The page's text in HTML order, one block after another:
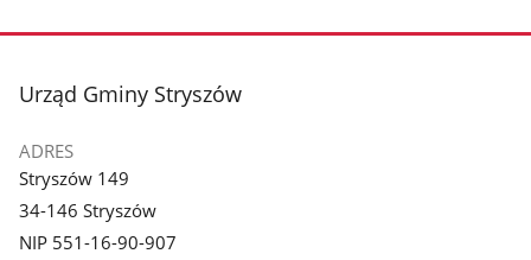
stopka
Urząd Gminy Stryszów
ADRES
Stryszów 149
34-146 Stryszów
NIP 551-16-90-907